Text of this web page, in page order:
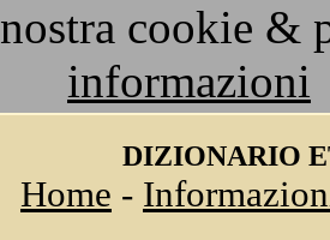
nostra cookie &
informazioni
DIZIONARIO
Home -